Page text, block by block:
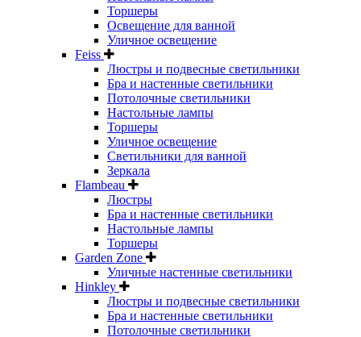
Торшеры
Освещение для ванной
Уличное освещение
Feiss
Люстры и подвесные светильники
Бра и настенные светильники
Потолочные светильники
Настольные лампы
Торшеры
Уличное освещение
Светильники для ванной
Зеркала
Flambeau
Люстры
Бра и настенные светильники
Настольные лампы
Торшеры
Garden Zone
Уличные настенные светильники
Hinkley
Люстры и подвесные светильники
Бра и настенные светильники
Потолочные светильники